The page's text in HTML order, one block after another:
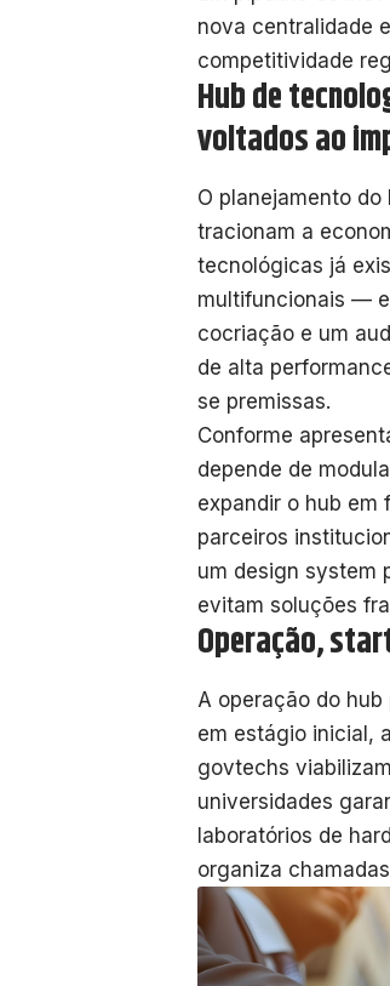
nova centralidade
competitividade
Hub de
voltados ao
O planejamento
tracionam a
tecnológicas já
multifuncionais —
cocriação e um
de alta
se premissas.
Conforme
depende de
expandir o hub em
parceiros
um design system
evitam soluções
Operação,
A operação do
em estágio inicial,
govtechs
universidades
laboratórios de
organiza